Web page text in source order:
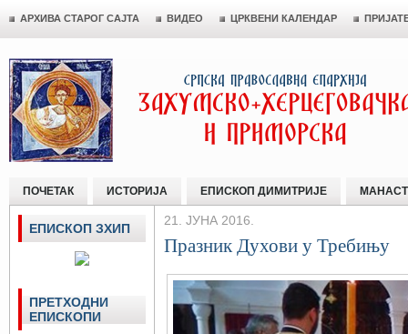
АРХИВА СТАРОГ САЈТА ВИДЕО ЦРКВЕНИ КАЛЕНДАР
ПОЧЕТАК ИСТОРИЈА ЕПИСКОП ДИМИТРИЈЕ
21. ЈУНА 2016.
Празник Духови у Требињу
ЕПИСКОП ЗХИП
ПРЕТХОДНИ
ЕПИСКОПИ